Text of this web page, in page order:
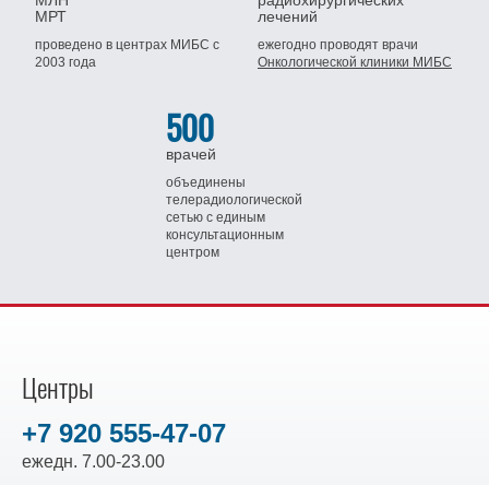
МРТ
проведено в центрах МИБСс
2003 года
лечений
ежегодно проводят врачи
Онкологической клиники МИБС
500
врачей
объединены
телерадиологической
сетью с единым
консультационным
центром
Центры
+7 920 555-47-07
ежедн. 7.00-23.00